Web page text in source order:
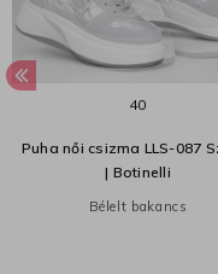
40
Puha női csizma LLS-087
| Botinelli
Bélelt bakancs